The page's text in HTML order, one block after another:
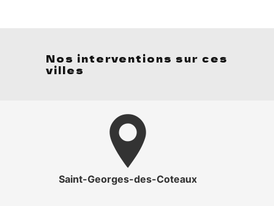
Nos interventions sur ces
villes
Saint-Georges-des-Coteaux